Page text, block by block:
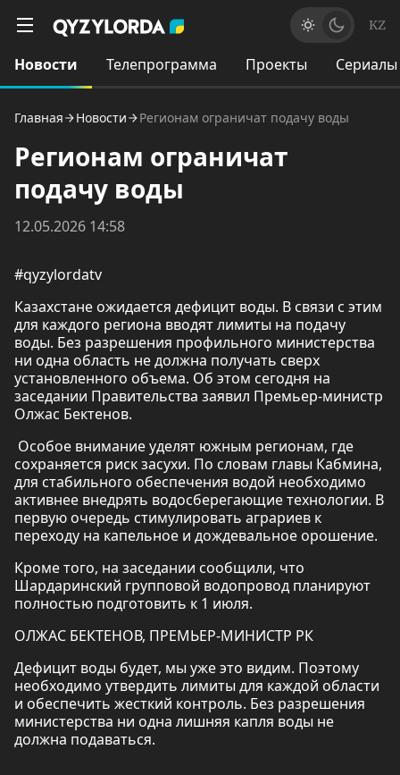
KZ
Новости Телепрограмма Проекты Сериалы
Главная Новости Регионам ограничат подачу воды
Регионам ограничат
подачу воды
12.05.2026 14:58
#qyzylordatv
Казахстане ожидается дефицит воды. В связи с этим
для каждого региона вводят лимиты на подачу
воды. Без разрешения профильного министерства
ни одна область не должна получать сверх
установленного объема. Об этом сегодня на
заседании Правительства заявил Премьер-министр
Олжас Бектенов.
Особое внимание уделят южным регионам, где
сохраняется риск засухи. По словам главы Кабмина,
для стабильного обеспечения водой необходимо
активнее внедрять водосберегающие технологии. В
первую очередь стимулировать аграриев к
переходу на капельное и дождевальное орошение.
Кроме того, на заседании сообщили, что
Шардаринский групповой водопровод планируют
полностью подготовить к 1 июля.
ОЛЖАС БЕКТЕНОВ, ПРЕМЬЕР-МИНИСТР РК
Дефицит воды будет, мы уже это видим. Поэтому
необходимо утвердить лимиты для каждой области
и обеспечить жесткий контроль. Без разрешения
министерства ни одна лишняя капля воды не
должна подаваться.